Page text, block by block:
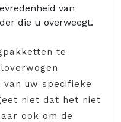
van
die u overweegt.
te
uw specifieke
niet dat het niet
ook om de